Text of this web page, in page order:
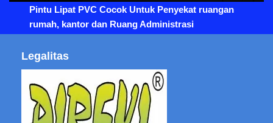
Pintu Lipat PVC Cocok Untuk Penyekat ruangan
rumah, kantor dan Ruang Administrasi
Legalitas